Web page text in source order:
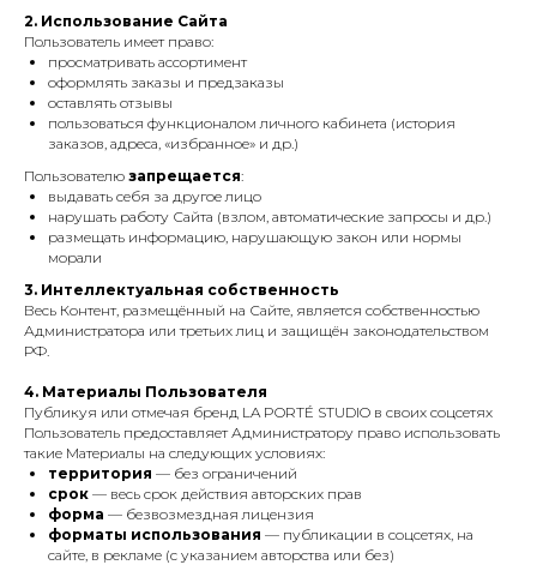
2. Использование Сайта
Пользователь имеет право:
просматривать ассортимент
оформлять заказы и предзаказы
оставлять отзывы
пользоваться функционалом личного кабинета (история
заказов, адреса, «избранное» и др.)
Пользователю запрещается:
выдавать себя за другое лицо
нарушать работу Сайта (взлом, автоматические запросы и др.)
размещать информацию, нарушающую закон или нормы
морали
3. Интеллектуальная собственность
Весь Контент, размещённый на Сайте, является собственностью
Администратора или третьих лиц и защищён законодательством
РФ.
4. Материалы Пользователя
Публикуя или отмечая бренд LA PORTÉ STUDIO в своих соцсетях
Пользователь предоставляет Администратору право использовать
такие Материалы на следующих условиях:
территория — без ограничений
срок — весь срок действия авторских прав
форма — безвозмездная лицензия
форматы использования — публикации в соцсетях, на
сайте, в рекламе (с указанием авторства или без)